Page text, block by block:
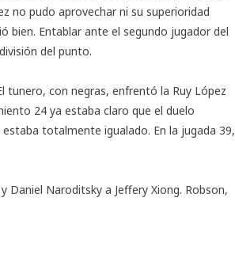
no pudo aprovechar ni su superioridad
bien. Entablar ante el segundo jugador del
del punto.
tunero, con negras, enfrentó la Ruy López
24 ya estaba claro que el duelo
totalmente igualado. En la jugada 39,
Daniel Naroditsky a Jeffery Xiong. Robson,